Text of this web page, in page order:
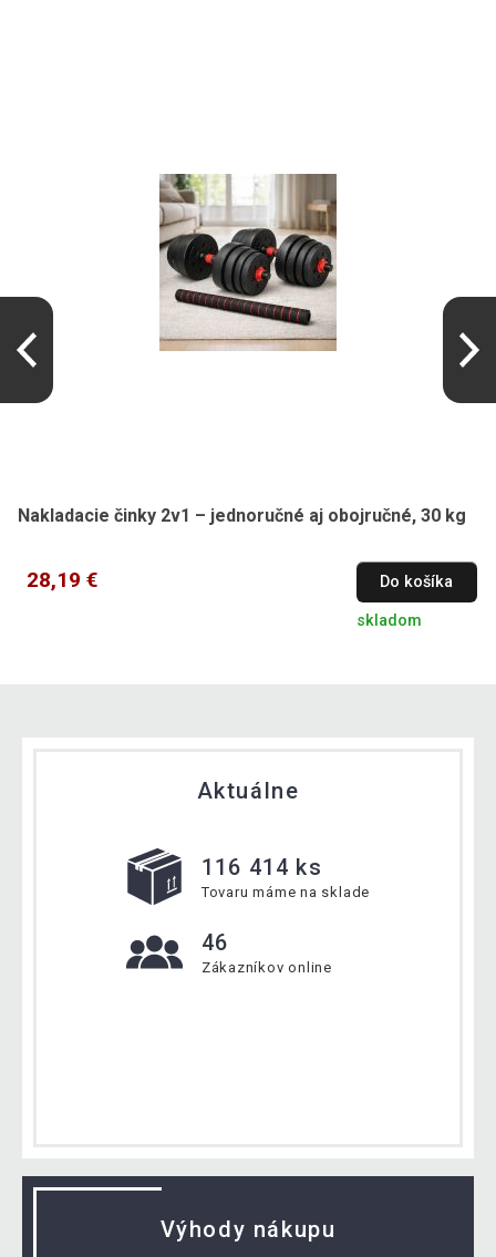
Nakladacie činky 2v1 – jednoručné aj obojručné, 30 kg
28,19 € Do košíka
skladom
Aktuálne
116 414 ks
Tovaru máme na sklade
46
Zákazníkov online
Výhody nákupu